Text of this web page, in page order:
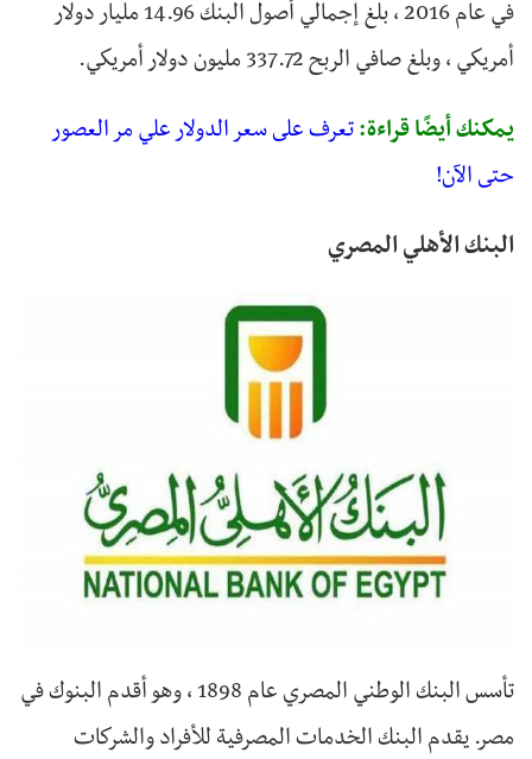
في عام 2016 ، بلغ إجمالي أصول البنك 14.96 مليار دولار
أمريكي ، وبلغ صافي الربح 337.72 مليون دولار أمريكي.
يمكنك أيضًا قراءة: تعرف على سعر الدولار علي مر العصور
حتى الآن!
البنك الأهلي المصري
تأسس البنك الوطني المصري عام 1898 ، وهو أقدم البنوك في
مصر. يقدم البنك الخدمات المصرفية للأفراد والشركات